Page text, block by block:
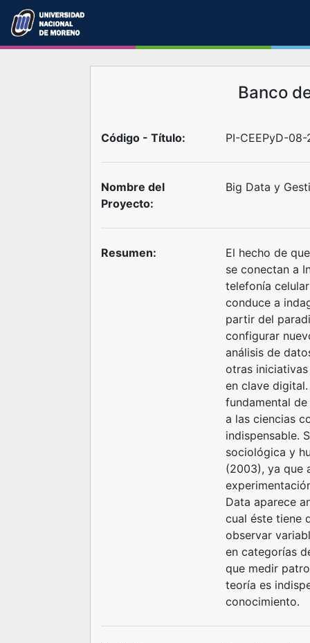
Banco
Código - Título: PI-CEEPyD-08-
Nombre del
Proyecto:
Big Data y
Resumen:
El hecho de
se conectan a
telefonía
conduce a
partir del
configurar
análisis de
otras
en clave
fundamental
a las ciencias
indispensable.
sociológica y
(2003), ya que
Data aparece
cual éste tiene
observar
en categorías
que medir
teoría es
conocimiento.